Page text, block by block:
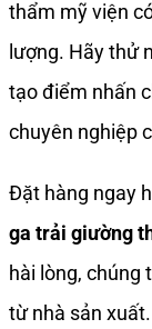
thẩm mỹ viện
lượng. Hãy thử
tạo điểm nhấn
chuyên nghiệp
Đặt hàng ngay
ga trải giường
hài lòng, chúng
từ nhà sản xuất.